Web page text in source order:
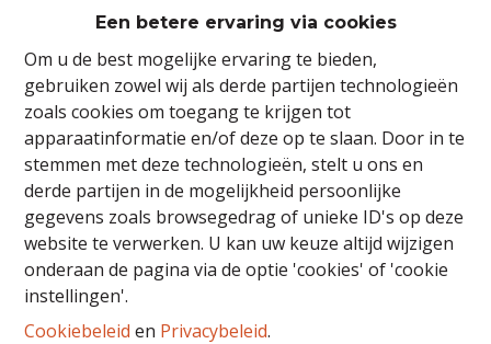
Een betere ervaring via cookies
Om u de best mogelijke ervaring te bieden,
gebruiken zowel wij als derde partijen technologieën
zoals cookies om toegang te krijgen tot
apparaatinformatie en/of deze op te slaan. Door in te
stemmen met deze technologieën, stelt u ons en
derde partijen in de mogelijkheid persoonlijke
gegevens zoals browsegedrag of unieke ID's op deze
website te verwerken. U kan uw keuze altijd wijzigen
onderaan de pagina via de optie 'cookies' of 'cookie
instellingen'.
Cookiebeleid en Privacybeleid.
luctus quam, quis varius augue justo ac turpis. Aliquam
at bibendum magna. Nunc eu erat nibh. Curabitur eget
velit ullamcorper, hendrerit lorem vel, pellentesque
neque. Praesent facilisis semper accumsan. Nam in
ipsum tempor, vestibulum felis ac, consequat magna.
Pellentesque habitant morbi tristique senectus et
netus et malesuada fames ac turpis egestas. Curabitur
sapien velit, ullamcorper eu condimentum eget,
scelerisque a ex. Vestibulum ante ipsum primis in
faucibus orci luctus et ultrices posuere cubilia curae;
Integer luctus elementum nulla et porta. Aliquam quis
arcu auctor, auctor magna eget, semper risus. Donec
vel ligula quis massa molestie ullamcorper ut a quam.